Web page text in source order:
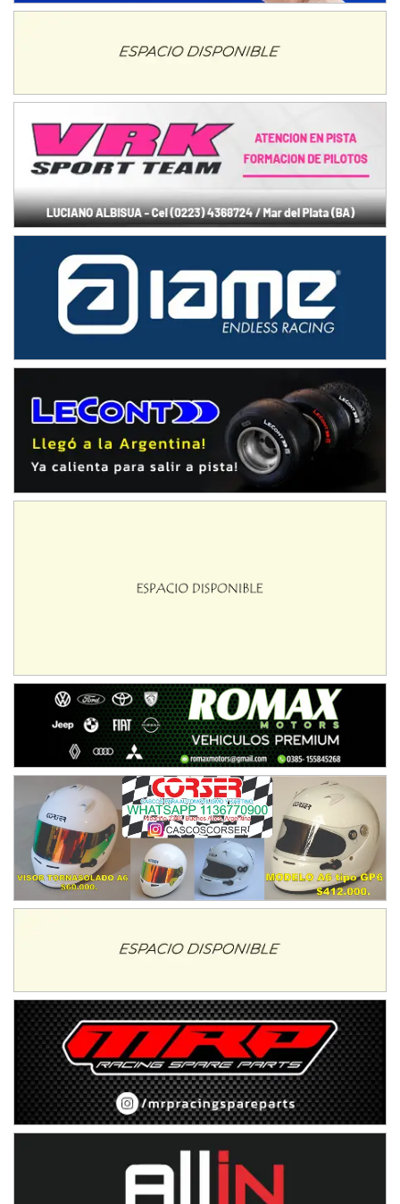
Ciudad de Avellaneda (Asfalto)
SUR SANTAFESINO - F4
Rufino (Santa Fe)
TUCUMANO - F5
El Timbó (Tucumán)